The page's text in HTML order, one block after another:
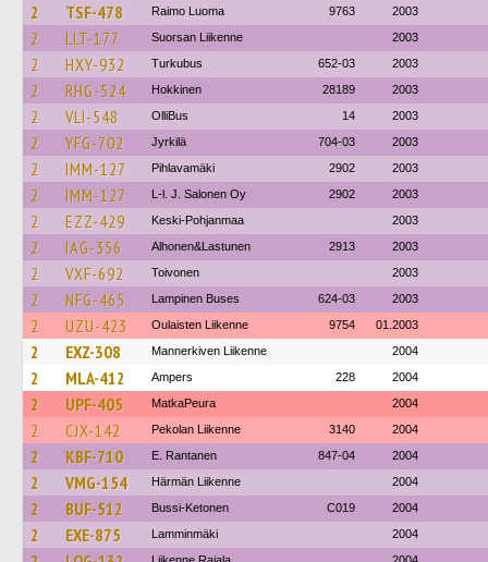
2 TSF-478 Raimo Luoma 9763 2003
2 LLT-177 Suorsan Liikenne 2003
2 HXY-932 Turkubus 652-03 2003
2 RHG-524 Hokkinen 28189 2003
2 VLI-548 OlliBus 14 2003
2 YFG-702 Jyrkilä 704-03 2003
2 IMM-127 Pihlavamäki 2902 2003
2 IMM-127 L-l. J. Salonen Oy 2902 2003
2 EZZ-429 Keski-Pohjanmaa 2003
2 IAG-356 Alhonen&Lastunen 2913 2003
2 VXF-692 Toivonen 2003
2 NFG-465 Lampinen Buses 624-03 2003
2 UZU-423 Oulaisten Liikenne 9754 01.2003
2 EXZ-308 Mannerkiven Liikenne 2004
2 MLA-412 Ampers 228 2004
2 UPF-405 MatkaPeura 2004
2 CJX-142 Pekolan Liikenne 3140 2004
2 KBF-710 E. Rantanen 847-04 2004
2 VMG-154 Härmän Liikenne 2004
2 BUF-512 Bussi-Ketonen C019 2004
2 EXE-875 Lamminmäki 2004